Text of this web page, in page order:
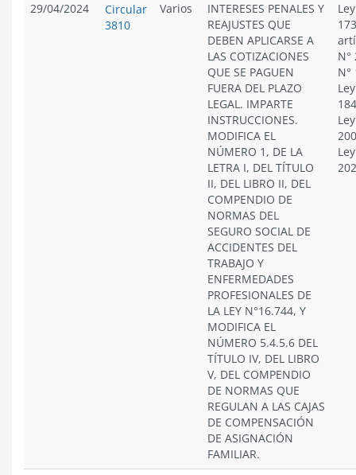
29/04/2024
Circular
3810
Varios
INTERESES PENALES Y
REAJUSTES QUE
DEBEN APLICARSE A
LAS COTIZACIONES
QUE SE PAGUEN
FUERA DEL PLAZO
LEGAL. IMPARTE
INSTRUCCIONES.
MODIFICA EL
NÚMERO 1, DE LA
LETRA I, DEL TÍTULO
II, DEL LIBRO II, DEL
COMPENDIO DE
NORMAS DEL
SEGURO SOCIAL DE
ACCIDENTES DEL
TRABAJO Y
ENFERMEDADES
PROFESIONALES DE
LA LEY N°16.744, Y
MODIFICA EL
NÚMERO 5.4.5.6 DEL
TÍTULO IV, DEL LIBRO
V, DEL COMPENDIO
DE NORMAS QUE
REGULAN A LAS CAJAS
DE COMPENSACIÓN
DE ASIGNACIÓN
FAMILIAR.
N°
N°